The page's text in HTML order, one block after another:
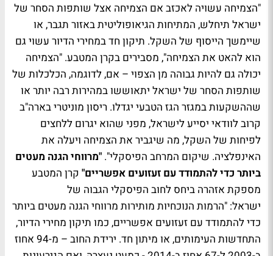
"הצמיחה עשויה לאכזב אם הצמיחה אצל שותפות הסחר של
ישראל תיחלש, המתיחות הגיאופוליטית באזור תגבר, או
שיימשך הייסוף של השקל. תיקון חד במחירי הדיור עשוי גם
הוא להאט את הצמיחה", מסבירים בקרן המטבע. "הצמיחה
יכולה גם להיות גבוהה מן הצפוי – אם, לדוגמה, הכלכלות של
שותפות הסחר של ישראל יתאוששו במהירות רבה יותר או
שההשקעות במגזר הגז הטבעי יגדלו. ריסון מוניטרי בארה"ב
קרוב לוודאי יסייע לישראל, מפני שהוא יגרום ללחצים
לפיחות של השקל, מה שיגביר את הצמיחה ויעלה את
האינפלציה. שיקום המרחב הפיסקלי". "מרווחי הגנה מעטים
ביותר כדי להתמודד עם זעזועים אפשריים" קרן המטבע
מספקת אזהרה ביחס לחוב הפיסקלי הגבוה של
ישראל: "הרמות הנוכחיות מותירות מרווחי הגנה מעטים ביותר
כדי להתמודד עם זעזועים אפשריים, כמו תיקון מחירי הדיור,
התחדשות העימותים, או מיתון חד. ירידת החוב – מ-94 אחוז